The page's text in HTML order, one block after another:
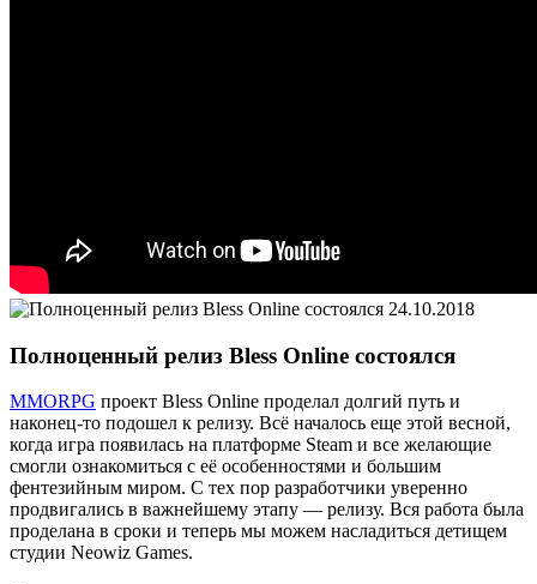
24.10.2018
Полноценный релиз Bless Online состоялся
MMORPG проект Bless Online проделал долгий путь и
наконец-то подошел к релизу. Всё началось еще этой весной,
когда игра появилась на платформе Steam и все желающие
смогли ознакомиться с её особенностями и большим
фентезийным миром. С тех пор разработчики уверенно
продвигались в важнейшему этапу — релизу. Вся работа была
проделана в сроки и теперь мы можем насладиться детищем
студии Neowiz Games.